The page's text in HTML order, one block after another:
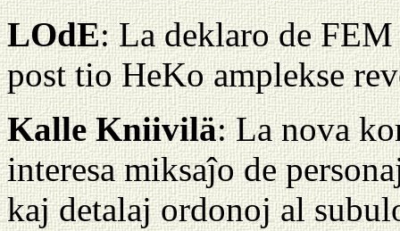
LOdE: La deklaro de
post tio HeKo amplekse
Kalle Kniivilä: La nova
interesa miksaĵo de
kaj detalaj ordonoj al